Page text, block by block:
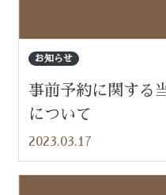
お知らせ
事前予約に関する
について
2023.03.17